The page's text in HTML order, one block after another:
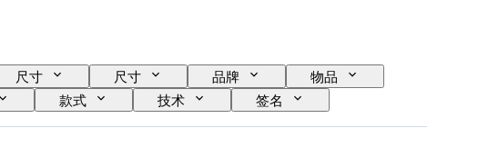
尺寸 尺寸 品牌
物品
款式 技术
签名
报时 时代 标本